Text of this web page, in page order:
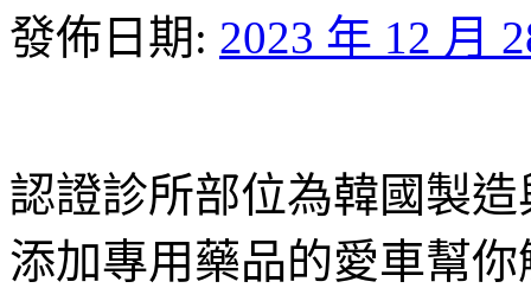
發佈日期: 2023 年 12 月
認證診所部位為韓國製造
添加專用藥品的愛車幫